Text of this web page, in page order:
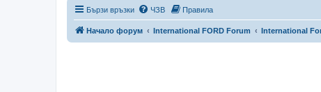
Бързи връзки ЧЗВ Правила
Начало форум International FORD Forum International